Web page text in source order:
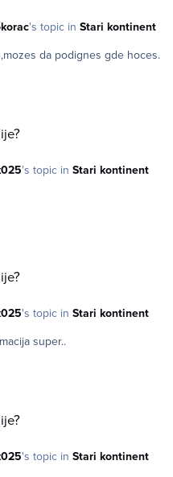
's topic in Stari kontinent
da podignes gde hoces.
's topic in Stari kontinent
's topic in Stari kontinent
super..
's topic in Stari kontinent